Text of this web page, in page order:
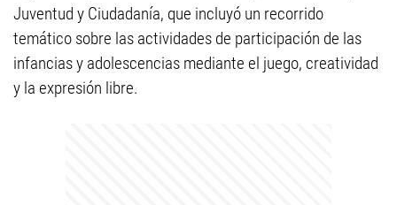
Juventud y Ciudadanía, que incluyó un recorrido
temático sobre las actividades de participación de las
infancias y adolescencias mediante el juego, creatividad
y la expresión libre.